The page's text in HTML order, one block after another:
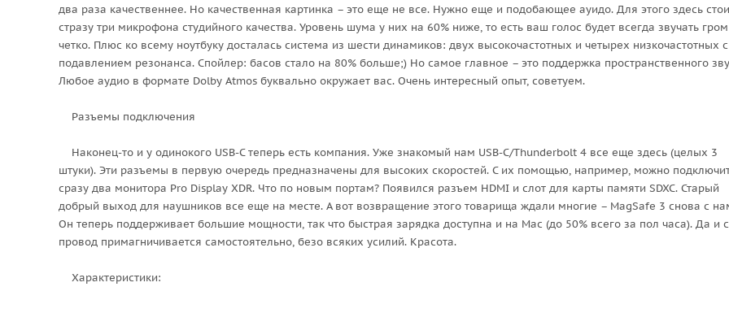
два раза качественнее. Но качественная картинка – это еще не все. Нужно еще и подобающее ауидо. Для этого здесь
стразу три микрофона студийного качества. Уровень шума у них на 60% ниже, то есть ваш голос будет всегда звучать
четко. Плюс ко всему ноутбуку досталась система из шести динамиков: двух высокочастотных и четырех низкочастотных с
подавлением резонанса. Спойлер: басов стало на 80% больше;) Но самое главное – это поддержка пространственного
Любое аудио в формате Dolby Atmos буквально окружает вас. Очень интересный опыт, советуем.
Разъемы подключения
Наконец-то и у одинокого USB-C теперь есть компания. Уже знакомый нам USB-C/Thunderbolt 4 все еще здесь (целых 3
штуки). Эти разъемы в первую очередь предназначены для высоких скоростей. С их помощью, например, можно
сразу два монитора Pro Display XDR. Что по новым портам? Появился разъем HDMI и слот для карты памяти SDXC. Старый
добрый выход для наушников все еще на месте. А вот возвращение этого товарища ждали многие – MagSafe 3 снова с
Он теперь поддерживает большие мощности, так что быстрая зарядка доступна и на Mac (до 50% всего за пол часа). Да и
провод примагничивается самостоятельно, безо всяких усилий. Красота.
Характеристики: